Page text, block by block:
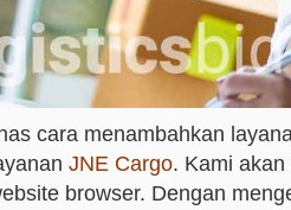
cara menambahkan
JNE Cargo. Kami
browser. Dengan